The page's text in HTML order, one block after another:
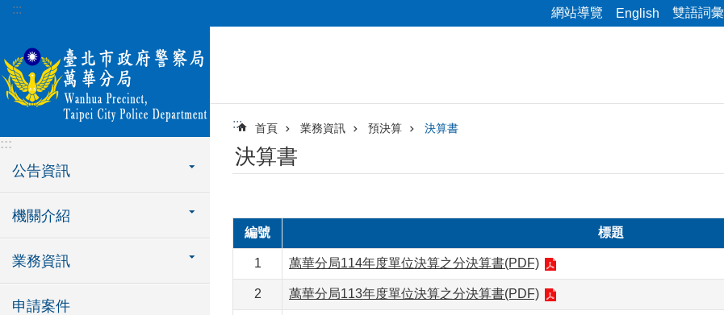
跳到主要內容區塊
::: 網站導覽 English 雙語詞彙
:::
公告資訊
機關介紹
業務資訊
申請案件
::: 首頁 業務資訊 預決算 決算書
決算書
編號 標題
1 萬華分局114年度單位決算之分決算書(PDF)
2 萬華分局113年度單位決算之分決算書(PDF)